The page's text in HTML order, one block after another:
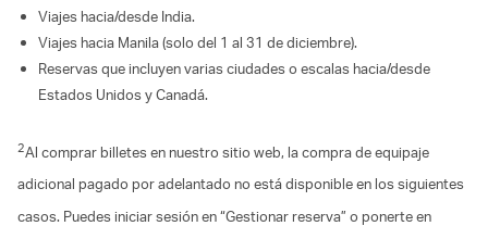
Viajes hacia/desde India.
Viajes hacia Manila (solo del 1 al 31 de diciembre).
Reservas que incluyen varias ciudades o escalas hacia/desde
Estados Unidos y Canadá.
2Al comprar billetes en nuestro sitio web, la compra de equipaje
adicional pagado por adelantado no está disponible en los siguientes
casos. Puedes iniciar sesión en “Gestionar reserva” o ponerte en